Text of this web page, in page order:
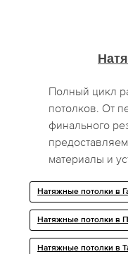
Полный цикл
потолков. От
финального
материалы и
Натяжные потолки в
Натяжные потолки в
Натяжные потолки в